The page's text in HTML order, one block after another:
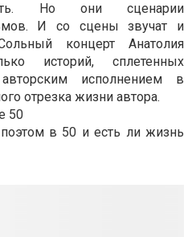
Но они сценарии
И со сцены звучат и
концерт Анатолия
историй, сплетенных
исполнением в
отрезка жизни автора.
50
в 50 и есть ли жизнь